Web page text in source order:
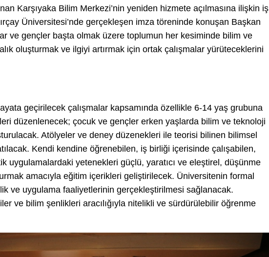
Karşıyaka Bilim Merkezi’nin yeniden hizmete açılmasına ilişkin iş
Üniversitesi’nde gerçekleşen imza töreninde konuşan Başkan
ve gençler başta olmak üzere toplumun her kesiminde bilim ve
oluşturmak ve ilgiyi artırmak için ortak çalışmalar yürüteceklerini
geçirilecek çalışmalar kapsamında özellikle 6-14 yaş grubuna
düzenlenecek; çocuk ve gençler erken yaşlarda bilim ve teknoloji
Atölyeler ve deney düzenekleri ile teorisi bilinen bilimsel
Kendi kendine öğrenebilen, iş birliği içerisinde çalışabilen,
uygulamalardaki yetenekleri güçlü, yaratıcı ve eleştirel, düşünme
amacıyla eğitim içerikleri geliştirilecek. Üniversitenin formal
ve uygulama faaliyetlerinin gerçekleştirilmesi sağlanacak.
ve bilim şenlikleri aracılığıyla nitelikli ve sürdürülebilir öğrenme